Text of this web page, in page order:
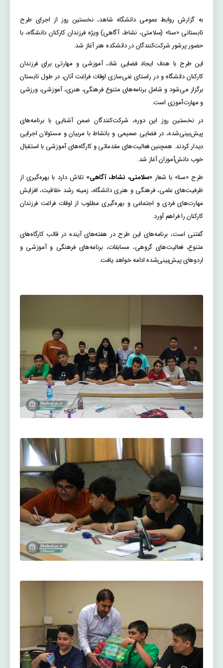
به گزارش روابط عمومی دانشگاه شاهد، نخستین روز از اجرای طرح
تابستانی «سنا» (سلامتی، نشاط، آگاهی) ویژه فرزندان کارکنان دانشگاه، با
حضور پرشور شرکت‌کنندگان در دانشکده هنر آغاز شد.
این طرح با هدف ایجاد فضایی شاد، آموزشی و مهارتی برای فرزندان
کارکنان دانشگاه و در راستای غنی‌سازی اوقات فراغت آنان، در طول تابستان
برگزار می‌شود و شامل برنامه‌های متنوع فرهنگی، هنری، آموزشی، ورزشی
و مهارت‌آموزی است.
در نخستین روز این دوره، شرکت‌کنندگان ضمن آشنایی با برنامه‌های
پیش‌بینی‌شده، در فضایی صمیمی و بانشاط با مربیان و مسئولان اجرایی
دیدار کردند. همچنین فعالیت‌های مقدماتی و کارگاه‌های آموزشی با استقبال
خوب دانش‌آموزان آغاز شد.
طرح «سنا» با شعار«سلامتی، نشاط، آگاهی» تلاش دارد با بهره‌گیری از
ظرفیت‌های علمی، فرهنگی و هنری دانشگاه، زمینه رشد خلاقیت، افزایش
مهارت‌های فردی و اجتماعی و بهره‌گیری مطلوب از اوقات فراغت فرزندان
کارکنان را فراهم آورد.
گفتنی است، برنامه‌های این طرح در هفته‌های آینده در قالب کارگاه‌های
متنوع، فعالیت‌های گروهی، مسابقات، برنامه‌های فرهنگی و آموزشی و
اردوهای پیش‌بینی‌شده ادامه خواهد یافت.